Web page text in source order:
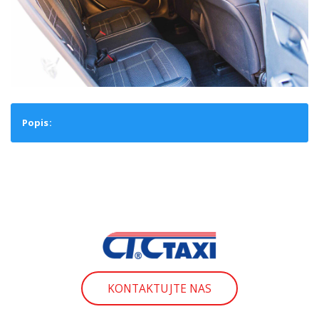
Popis:
KONTAKTUJTE NAS